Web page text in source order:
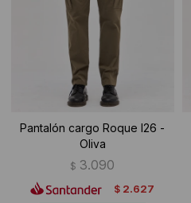
Pantalón cargo Roque I26 -
Oliva
$ 3.090
$ 2.627
Ropa Interior
Canguros
Camperas
Buzos
Camisas y blusas
Sherpas